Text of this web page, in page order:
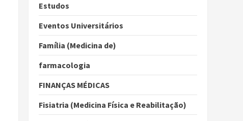
Estudos
Eventos Universitários
Família (Medicina de)
farmacologia
FINANÇAS MÉDICAS
Fisiatria (Medicina Física e Reabilitação)